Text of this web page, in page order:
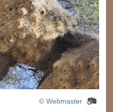
© Webmaster